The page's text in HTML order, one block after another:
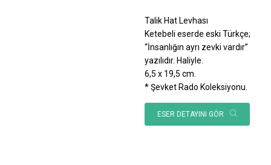
Talik Hat Levhası
Ketebeli eserde eski Türkçe;
“İnsanlığın ayrı zevki vardır”
yazılıdır. Haliyle.
6,5 x 19,5 cm.
* Şevket Rado Koleksiyonu.
ESER DETAYINI GÖR